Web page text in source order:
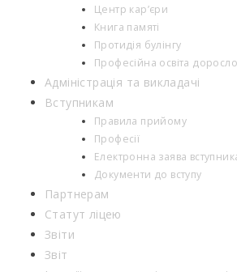
Центр кар’єри
Книга памяті
Протидія булінгу
Професійна освіта
Адміністрація та викладачі
Вступникам
Правила прийому
Професії
Електронна заява
Документи до вступу
Партнерам
Статут ліцею
Звіти
Звіт